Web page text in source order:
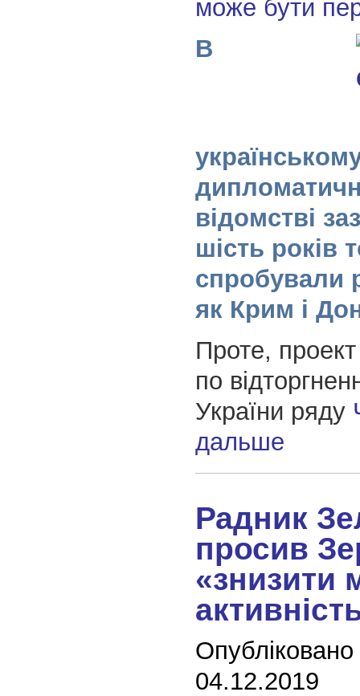
може бути
В
відомстві
шість років
спробували
як Крим і
Проте,
по
України ряду
дальше
Радник
просив
«знизити
04.12.2019